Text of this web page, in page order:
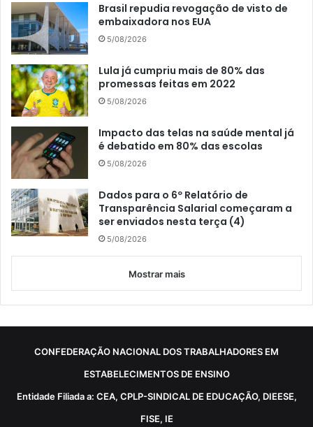
Brasil repudia revogação de visto de
embaixadora nos EUA
5/08/2026
Lula já cumpriu mais de 80% das
promessas feitas em 2022
5/08/2026
Impacto das telas na saúde mental já
é debatido em 80% das escolas
5/08/2026
Dados para o 6º Relatório de
Transparência Salarial começaram a
ser enviados nesta terça (4)
5/08/2026
Mostrar mais
CONFEDERAÇÃO NACIONAL DOS TRABALHADORES EM
ESTABELECIMENTOS DE ENSINO
Entidade Filiada a: CEA, CPLP-SINDICAL DE EDUCAÇÃO, DIEESE,
FISE, IE